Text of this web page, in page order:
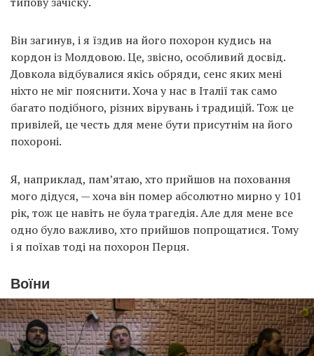
Він загинув, і я їздив на його похорон кудись на
кордон із Молдовою. Це, звісно, особливий досвід.
Довкола відбувалися якісь обряди, сенс яких мені
ніхто не міг пояснити. Хоча у нас в Італії так само
багато подібного, різних вірувань і традицій. Тож це
привілей, це честь для мене бути присутнім на його
похороні.
Я, наприклад, пам’ятаю, хто прийшов на поховання
мого дідуся, — хоча він помер абсолютно мирно у 101
рік, тож це навіть не була трагедія. Але для мене все
одно було важливо, хто прийшов попрощатися. Тому
і я поїхав тоді на похорон Перця.
Воїни